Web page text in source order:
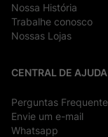
Nossa História
Trabalhe conosco
Nossas Lojas
CENTRAL DE AJUDA
Perguntas
Envie um e-mail
Whatsapp